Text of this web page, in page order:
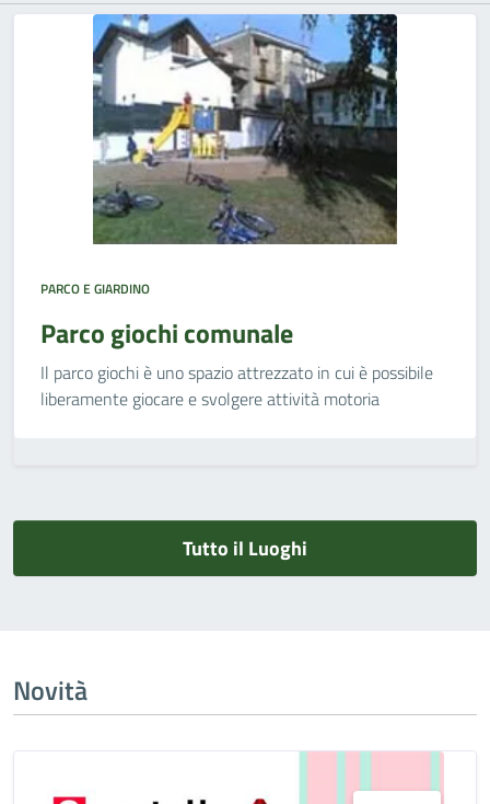
PARCO E GIARDINO
Parco giochi comunale
Il parco giochi è uno spazio attrezzato in cui è possibile
liberamente giocare e svolgere attività motoria
Tutto il Luoghi
Novità